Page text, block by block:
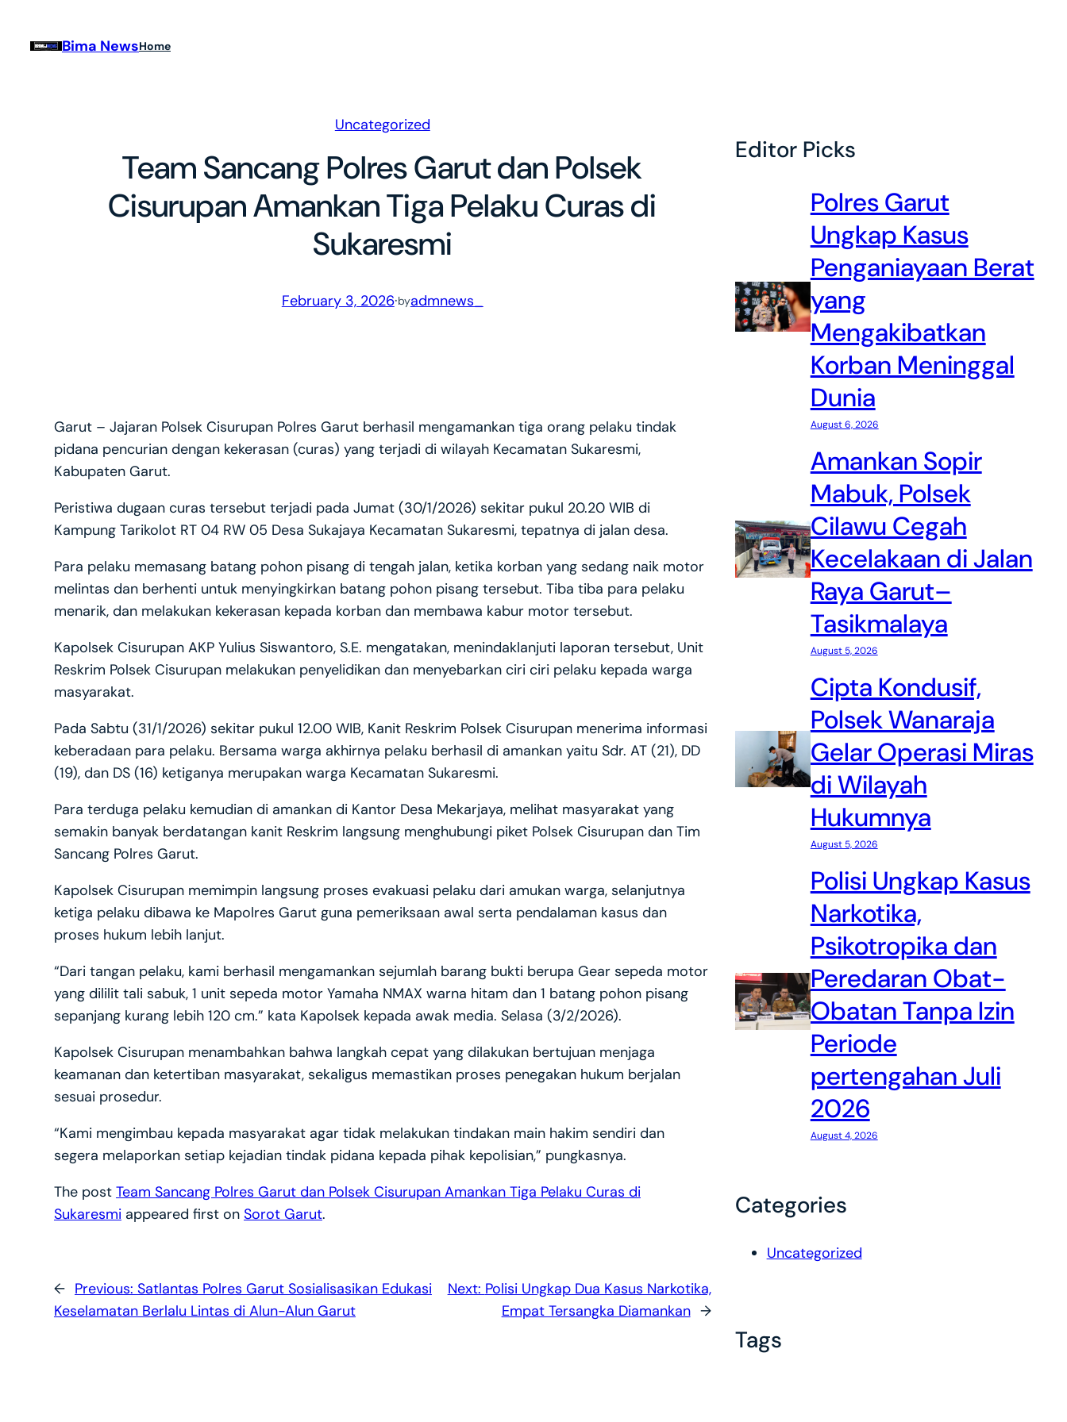
Bima NewsHome
Uncategorized
Team Sancang Polres Garut dan Polsek
Cisurupan Amankan Tiga Pelaku Curas di
Sukaresmi
February 3, 2026·byadmnews_
Garut – Jajaran Polsek Cisurupan Polres Garut berhasil mengamankan tiga orang pelaku tindak
pidana pencurian dengan kekerasan (curas) yang terjadi di wilayah Kecamatan Sukaresmi,
Kabupaten Garut.
Peristiwa dugaan curas tersebut terjadi pada Jumat (30/1/2026) sekitar pukul 20.20 WIB di
Kampung Tarikolot RT 04 RW 05 Desa Sukajaya Kecamatan Sukaresmi, tepatnya di jalan desa.
Para pelaku memasang batang pohon pisang di tengah jalan, ketika korban yang sedang naik motor
melintas dan berhenti untuk menyingkirkan batang pohon pisang tersebut. Tiba tiba para pelaku
menarik, dan melakukan kekerasan kepada korban dan membawa kabur motor tersebut.
Kapolsek Cisurupan AKP Yulius Siswantoro, S.E. mengatakan, menindaklanjuti laporan tersebut, Unit
Reskrim Polsek Cisurupan melakukan penyelidikan dan menyebarkan ciri ciri pelaku kepada warga
masyarakat.
Pada Sabtu (31/1/2026) sekitar pukul 12.00 WIB, Kanit Reskrim Polsek Cisurupan menerima informasi
keberadaan para pelaku. Bersama warga akhirnya pelaku berhasil di amankan yaitu Sdr. AT (21), DD
(19), dan DS (16) ketiganya merupakan warga Kecamatan Sukaresmi.
Para terduga pelaku kemudian di amankan di Kantor Desa Mekarjaya, melihat masyarakat yang
semakin banyak berdatangan kanit Reskrim langsung menghubungi piket Polsek Cisurupan dan Tim
Sancang Polres Garut.
Kapolsek Cisurupan memimpin langsung proses evakuasi pelaku dari amukan warga, selanjutnya
ketiga pelaku dibawa ke Mapolres Garut guna pemeriksaan awal serta pendalaman kasus dan
proses hukum lebih lanjut.
“Dari tangan pelaku, kami berhasil mengamankan sejumlah barang bukti berupa Gear sepeda motor
yang dililit tali sabuk, 1 unit sepeda motor Yamaha NMAX warna hitam dan 1 batang pohon pisang
sepanjang kurang lebih 120 cm.” kata Kapolsek kepada awak media. Selasa (3/2/2026).
Kapolsek Cisurupan menambahkan bahwa langkah cepat yang dilakukan bertujuan menjaga
keamanan dan ketertiban masyarakat, sekaligus memastikan proses penegakan hukum berjalan
sesuai prosedur.
“Kami mengimbau kepada masyarakat agar tidak melakukan tindakan main hakim sendiri dan
segera melaporkan setiap kejadian tindak pidana kepada pihak kepolisian,” pungkasnya.
The post Team Sancang Polres Garut dan Polsek Cisurupan Amankan Tiga Pelaku Curas di
Sukaresmi appeared first on Sorot Garut.
← Previous: Satlantas Polres Garut Sosialisasikan Edukasi
Keselamatan Berlalu Lintas di Alun-Alun Garut
Next: Polisi Ungkap Dua Kasus Narkotika,
Empat Tersangka Diamankan →
Editor Picks
Polres Garut
Ungkap Kasus
Penganiayaan Berat
yang
Mengakibatkan
Korban Meninggal
Dunia
August 6, 2026
Amankan Sopir
Mabuk, Polsek
Cilawu Cegah
Kecelakaan di Jalan
Raya Garut–
Tasikmalaya
August 5, 2026
Cipta Kondusif,
Polsek Wanaraja
Gelar Operasi Miras
di Wilayah
Hukumnya
August 5, 2026
Polisi Ungkap Kasus
Narkotika,
Psikotropika dan
Peredaran Obat-
Obatan Tanpa Izin
Periode
pertengahan Juli
2026
August 4, 2026
Categories
Uncategorized
Tags